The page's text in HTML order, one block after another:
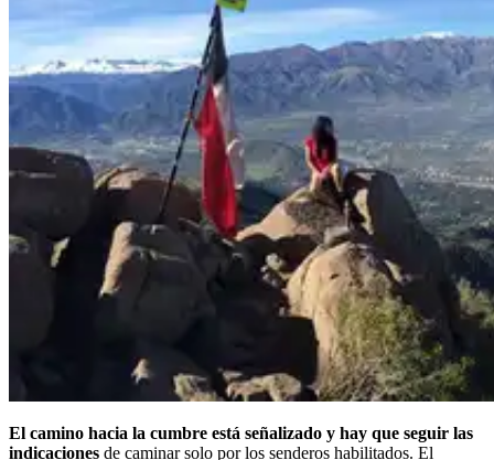
El camino hacia la cumbre está señalizado y hay que seguir las
indicaciones de caminar solo por los senderos habilitados. El